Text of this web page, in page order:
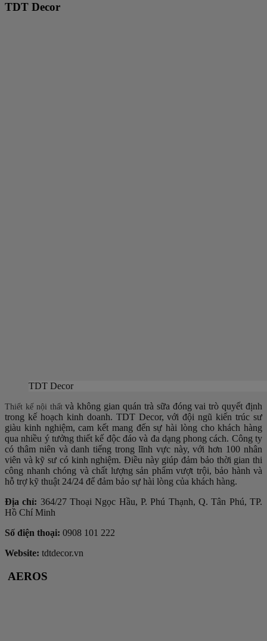
TDT Decor
TDT Decor
Thiết kế nội thấtvà không gian quán trà sữa đóng vai trò quyết định
trong kế hoạch kinh doanh. TDT Decor, với đội ngũ kiến trúc sư
giàu kinh nghiệm, cam kết mang đến sự hài lòng cho khách hàng
qua nhiều ý tưởng thiết kế độc đáo và đa dạng phong cách. Công ty
có thâm niên và danh tiếng trong lĩnh vực này, với hơn 100 nhân
viên và kỹ sư có kinh nghiệm. Điều này giúp đảm bảo thời gian thi
công nhanh chóng và chất lượng sản phẩm vượt trội, bảo hành và
hỗ trợ kỹ thuật 24/24 để đảm bảo sự hài lòng của khách hàng.
Địa chỉ: 364/27 Thoại Ngọc Hầu, P. Phú Thạnh, Q. Tân Phú, TP.
Hồ Chí Minh
Số điện thoại: 0908 101 222
Website: tdtdecor.vn
AEROS